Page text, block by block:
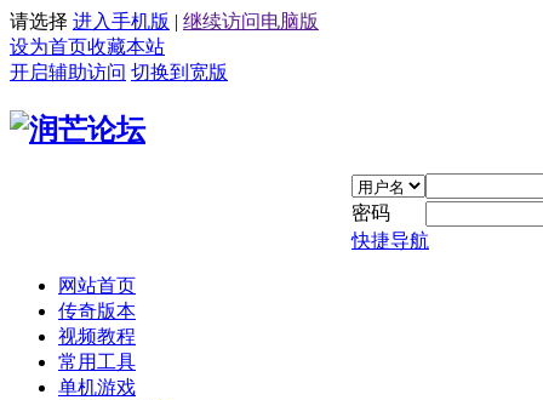
请选择 进入手机版 | 继续访问电脑版
设为首页收藏本站
开启辅助访问 切换到宽版
密码
快捷导航
网站首页
传奇版本
视频教程
常用工具
单机游戏